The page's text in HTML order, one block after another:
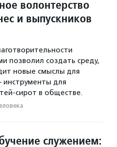
волонтерство
и выпускников
позволил создать среду,
новые смыслы для
инструменты для
сирот в обществе.
служением: